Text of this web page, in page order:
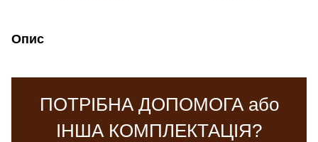
Опис
ПОТРІБНА ДОПОМОГА або
ІНША КОМПЛЕКТАЦІЯ?